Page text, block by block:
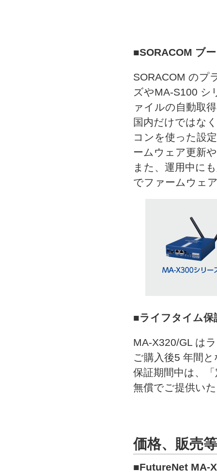
■SORACOM ブ
SORACOM のプ
ズやMA-S100 シ
ァイルの自動取
国内だけではな
コンを使った設
ームウェア更新
また、運用中に
でファームウェ
■ライフタイム保
MA-X320/GL は
ご購入後5 年間
保証期間中は、
無償でご提供い
価格、販売等
■FutureNet MA-